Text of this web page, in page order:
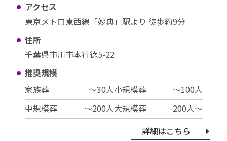
アクセス
東京メトロ東西線「妙典」駅より 徒歩約9分
住所
千葉県市川市本行徳5-22
推奨規模
家族葬
〜30⼈小規模葬
〜100⼈
中規模葬
〜200⼈大規模葬
200⼈〜
詳細はこちら